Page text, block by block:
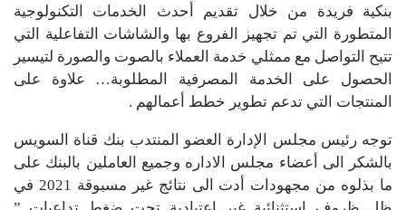
بنكية فريدة من خلال تقديم أحدث الخدمات التكنولوجية
المتطورة التي تم تجهيز الفروع بها والشاشات التفاعلية التي
تتيح التواصل مع ممثلي خدمة العملاء بالصوت والصورة لتيسير
الحصول على الخدمة المصرفية المطلوبة… علاوة على
المنتجات التي تدعم تطوير خطط أعمالهم .
توجه رئيس مجلس الإدارة العضو المنتدب بنك قناة السويس
بالشكر الى أعضاء مجلس الاداره وجميع العاملين بالبنك على
ما بذلوه من مجهودات أدت الى نتائج غير مسبوقة 2021 في